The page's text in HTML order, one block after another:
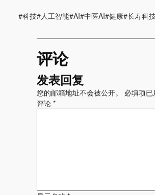
#科技#人工智能#AI#中医AI#健康#长寿科
评论
发表回复
您的邮箱地址不会被公开。 必填项已
评论 *